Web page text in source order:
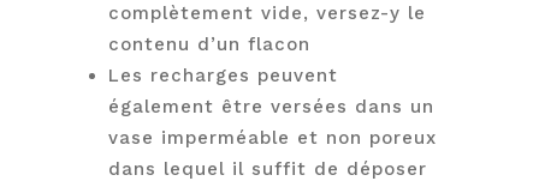
complètement vide, versez-y le
contenu d’un flacon
Les recharges peuvent
également être versées dans un
vase imperméable et non poreux
dans lequel il suffit de déposer